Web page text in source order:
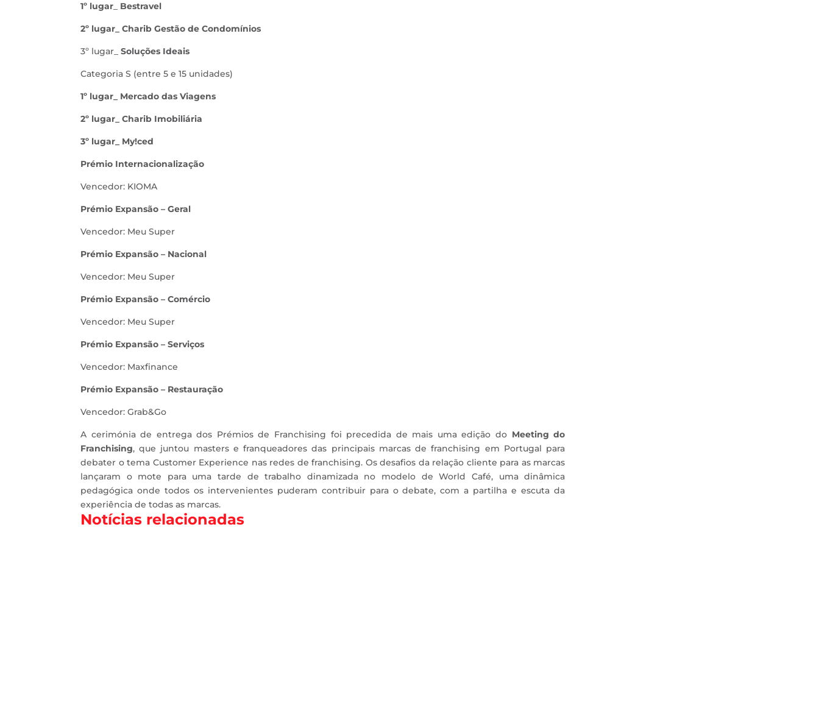
1º lugar Bestravel
2º lugar_ Charib Gestão de Condomínios
3º lugar_ Soluções Ideais
Categoria S (entre 5 e 15 unidades)
1º lugar_ Mercado das Viagens
2º lugar_ Charib Imobiliária
3º lugar_ My!ced
Prémio Internacionalização
Vencedor: KIOMA
Prémio Expansão – Geral
Vencedor: Meu Super
Prémio Expansão – Nacional
Vencedor: Meu Super
Prémio Expansão – Comércio
Vencedor: Meu Super
Prémio Expansão – Serviços
Vencedor: Maxfinance
Prémio Expansão – Restauração
Vencedor: Grab&Go
A cerimónia de entrega dos Prémios de Franchising foi precedida de mais uma edição do Meeting do
Franchising, que juntou masters e franqueadores das principais marcas de franchising em Portugal para
debater o tema Customer Experience nas redes de franchising. Os desafios da relação cliente para as marcas
lançaram o mote para uma tarde de trabalho dinamizada no modelo de World Café, uma dinâmica
pedagógica onde todos os intervenientes puderam contribuir para o debate, com a partilha e escuta da
experiência de todas as marcas.
Notícias relacionadas